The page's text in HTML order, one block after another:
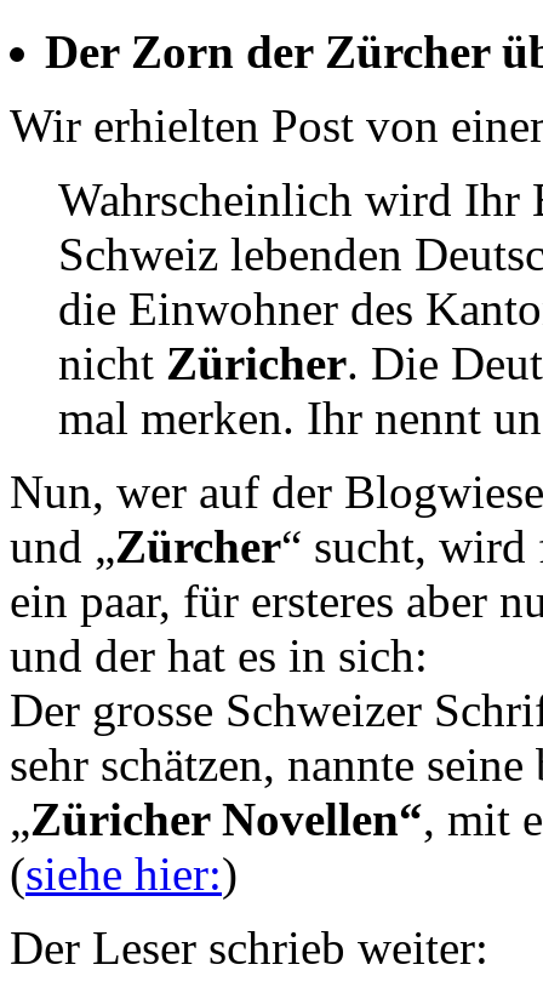
Der Zorn der Zürcher
Wir erhielten Post von
Wahrscheinlich wird Ihr
Schweiz lebenden
die Einwohner des
nicht Züricher. Die
mal merken. Ihr nennt
Nun, wer auf der
und „Zürcher“ sucht, wird
ein paar, für ersteres aber
und der hat es in sich:
Der grosse Schweizer
sehr schätzen, nannte
„Züricher Novellen“, mit
(siehe hier:)
Der Leser schrieb weiter: